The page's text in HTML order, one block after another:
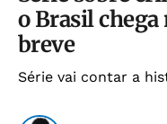
o Brasil
breve
Série vai contar a